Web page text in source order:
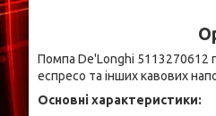
Помпа De'Longhi 5113270612
еспресо та інших кавових
Основні характеристики: